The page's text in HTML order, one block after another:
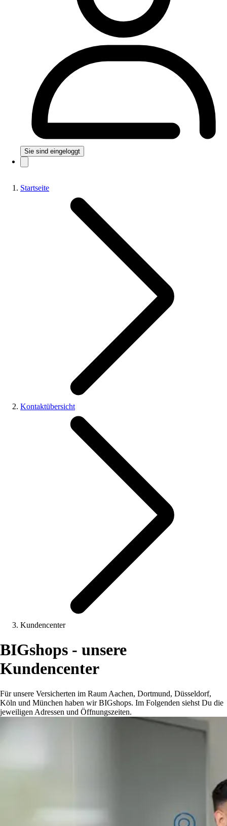
Sie sind eingeloggt
Startseite
Kontaktübersicht
Kundencenter
BIGshops - unsere
Kundencenter
Für unsere Versicherten im Raum Aachen, Dortmund, Düsseldorf,
Köln und München haben wir BIGshops. Im Folgenden siehst Du die
jeweiligen Adressen und Öffnungszeiten.